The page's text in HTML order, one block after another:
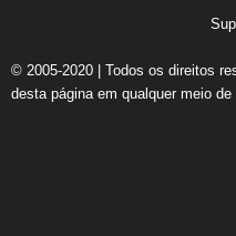
© 2005-2020 | Todos os direitos
desta página em qualquer meio